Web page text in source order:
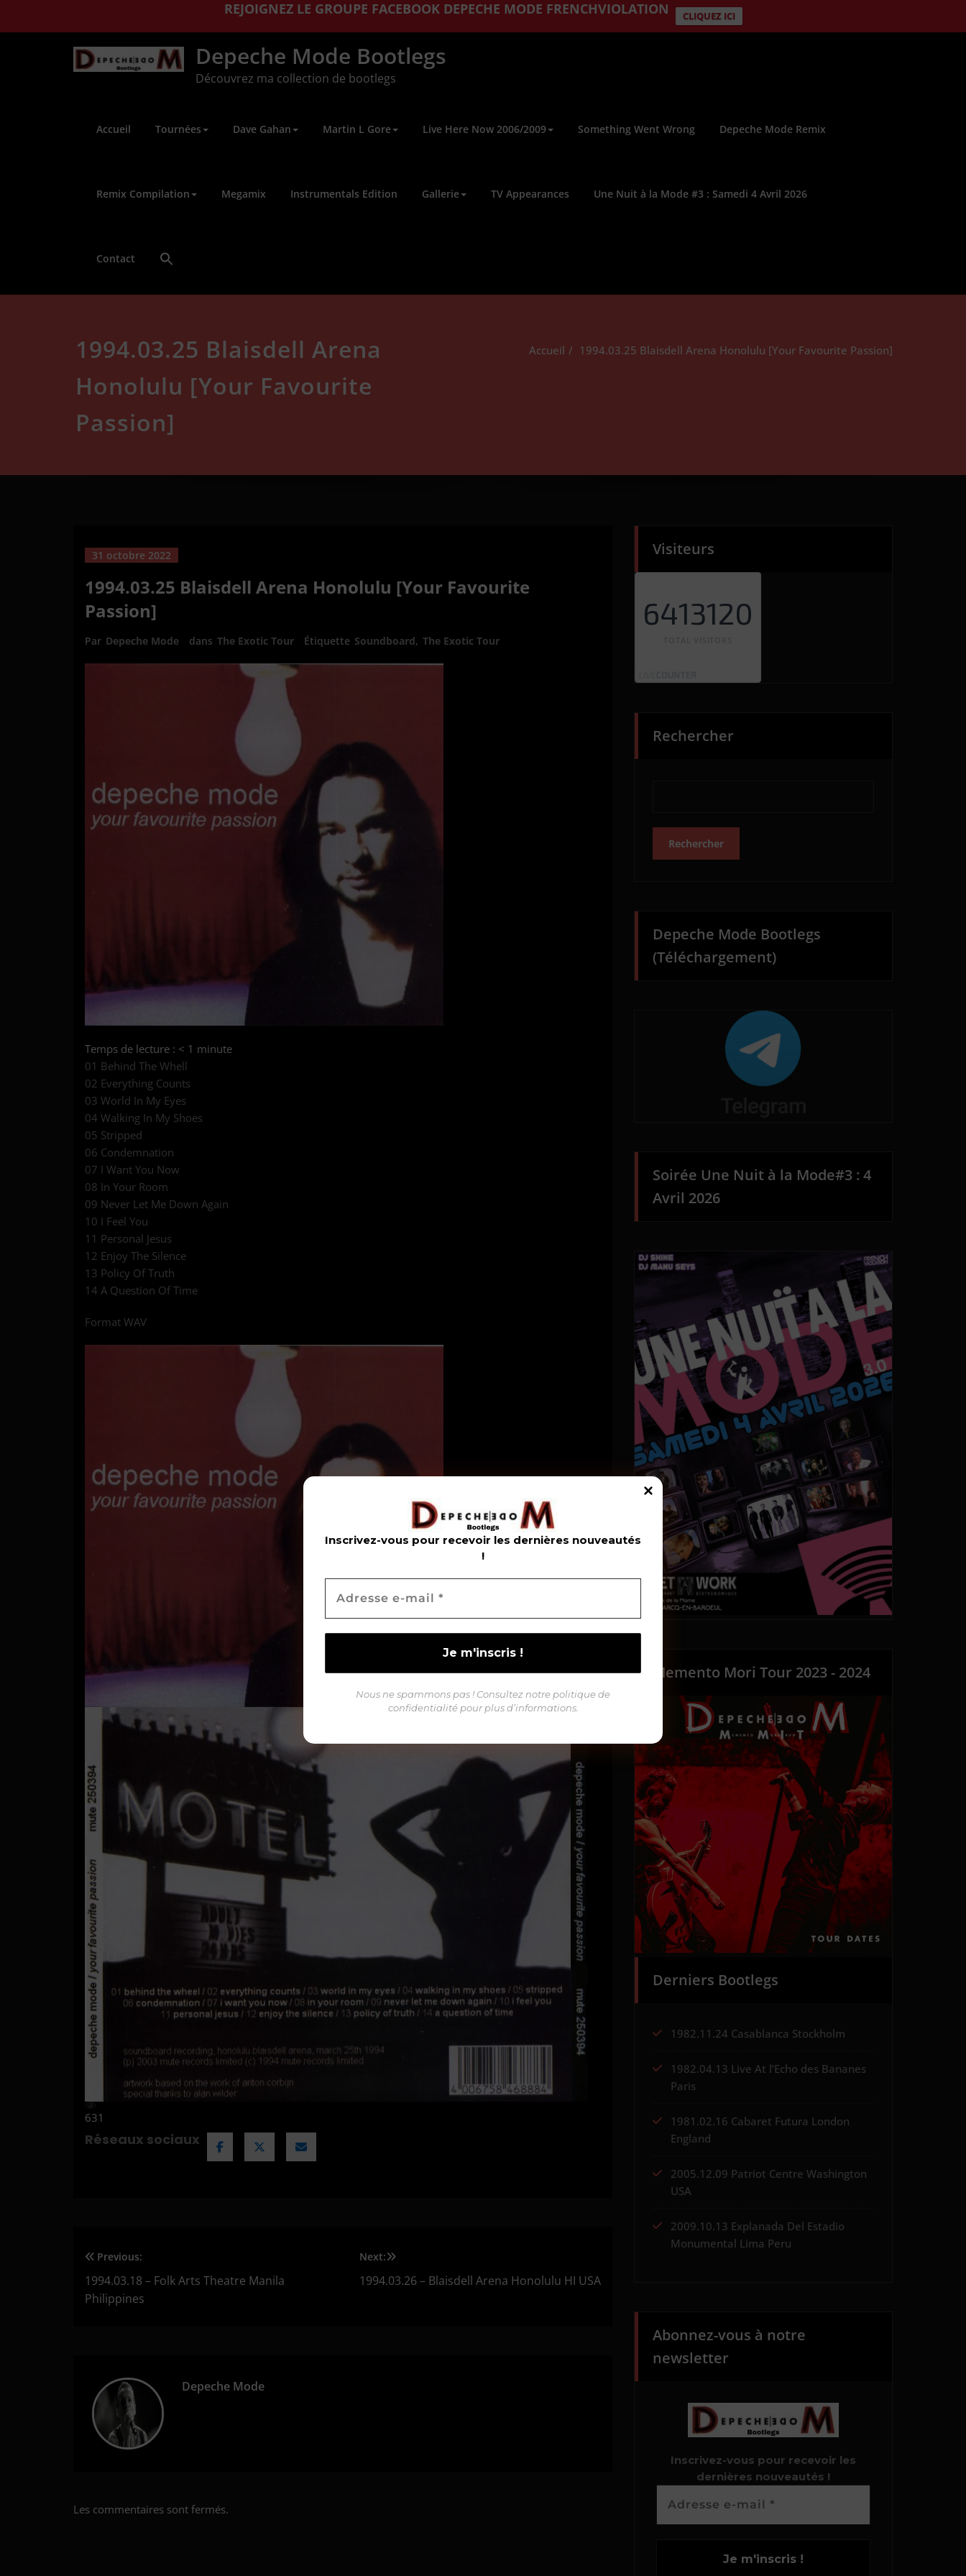
REJOIGNEZ LE GROUPE FACEBOOK DEPECHE MODE FRENCHVIOLATION CLIQUEZ ICI
Depeche Mode Bootlegs
Découvrez ma collection de bootlegs
Accueil Tournées Dave Gahan Martin L Gore Live Here Now 2006/2009 Something Went Wrong​ Depeche Mode Remix
Remix Compilation Megamix Instrumentals Edition Gallerie TV Appearances Une Nuit à la Mode #3 : Samedi 4 Avril 2026
Contact
1994.03.25 Blaisdell Arena
Honolulu [Your Favourite
Passion]
Accueil 1994.03.25 Blaisdell Arena Honolulu [Your Favourite Passion]
31 octobre 2022
1994.03.25 Blaisdell Arena Honolulu [Your Favourite
Passion]
Par Depeche Mode dans The Exotic Tour Étiquette Soundboard, The Exotic Tour
Temps de lecture : < 1 minute
01 Behind The Whell
02 Everything Counts
03 World In My Eyes
04 Walking In My Shoes
05 Stripped
06 Condemnation
07 I Want You Now
08 In Your Room
09 Never Let Me Down Again
10 I Feel You
11 Personal Jesus
12 Enjoy The Silence
13 Policy Of Truth
14 A Question Of Time
Format WAV
631
Réseaux sociaux
Inscrivez-vous pour recevoir les dernières nouveautés
!
Nous ne spammons pas ! Consultez notre politique de
confidentialité pour plus d’informations.
Navigation
de
Previous:
1994.03.18 – Folk Arts Theatre Manila
Philippines
Next:
1994.03.26 – Blaisdell Arena Honolulu HI USA
Depeche Mode
Les commentaires sont fermés.
Visiteurs
6413120
Rechercher
Rechercher
Depeche Mode Bootlegs
(Téléchargement)
Soirée Une Nuit à la Mode#3 : 4
Avril 2026
Memento Mori Tour 2023 - 2024
Derniers Bootlegs
1982.11.24 Casablanca Stockholm
1982.04.13 Live At l’Echo des Bananes
Paris
1981.02.16 Cabaret Futura London
England
2005.12.09 Patriot Centre Washington
USA
2009.10.13 Explanada Del Estadio
Monumental Lima Peru
Abonnez-vous à notre
newsletter
Inscrivez-vous pour recevoir les
dernières nouveautés !